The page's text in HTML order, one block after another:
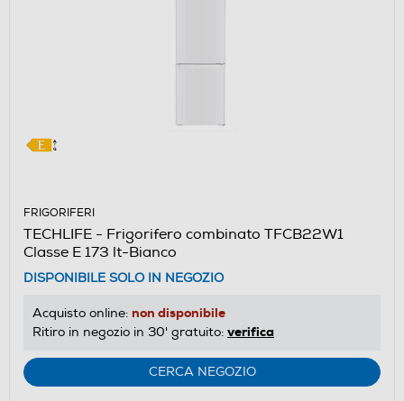
FRIGORIFERI
TECHLIFE - Frigorifero combinato TFCB22W1
Classe E 173 lt-Bianco
DISPONIBILE SOLO IN NEGOZIO
Acquisto online: non disponibile
Ritiro in negozio in 30' gratuito: verifica
CERCA NEGOZIO